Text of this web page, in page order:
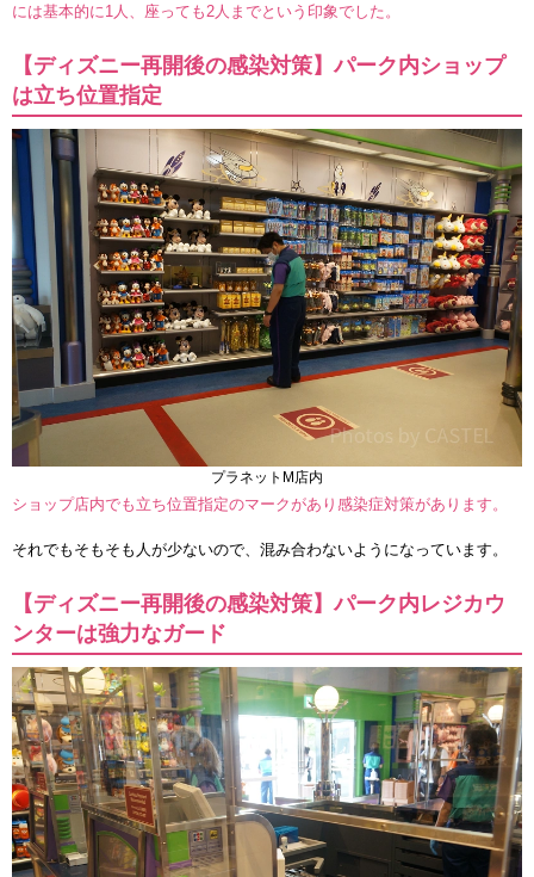
には基本的に1人、座っても2人までという印象でした。
【ディズニー再開後の感染対策】パーク内ショップ
は立ち位置指定
プラネットM店内
ショップ店内でも立ち位置指定のマークがあり感染症対策があります。
それでもそもそも人が少ないので、混み合わないようになっています。
【ディズニー再開後の感染対策】パーク内レジカウ
ンターは強力なガード